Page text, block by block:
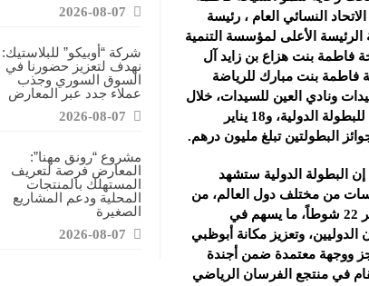
2026-08-07
شركة “أوبيكو” للبلاستيك:
نهدف لتعزيز حضورنا في
السوق السوري وجذب
عملاء جدد عبر المعارض
2026-08-07
مشروع “رونق مهنا”:
المعارض فرصة لتعريف
المستهلك بالمنتجات
المحلية ودعم المشاريع
الصغيرة
2026-08-07
النسائي العام ، رئيسة
الأعلى لمؤسسة التنمية
فاطمة بنت هزاع بن زايد آل
فاطمة بنت مبارك للرياضة
ونادي العين للسيدات، خلال
الفترة من 13 إلى 16 يناير الجاري للبطولة الدولية، و18 يناير
البطولتين تبلغ مليون درهم.
إن البطولة الدولية ستشهد
من مختلف دول العالم، من
خلال خمس فئات تنافسية تُقام عبر 22 شوطاً، ما يسهم في
وتعزيز مكانة أبوظبي
ووجهة معتمدة ضمن أجندة
تقام في منتجع الفرسان الرياضي